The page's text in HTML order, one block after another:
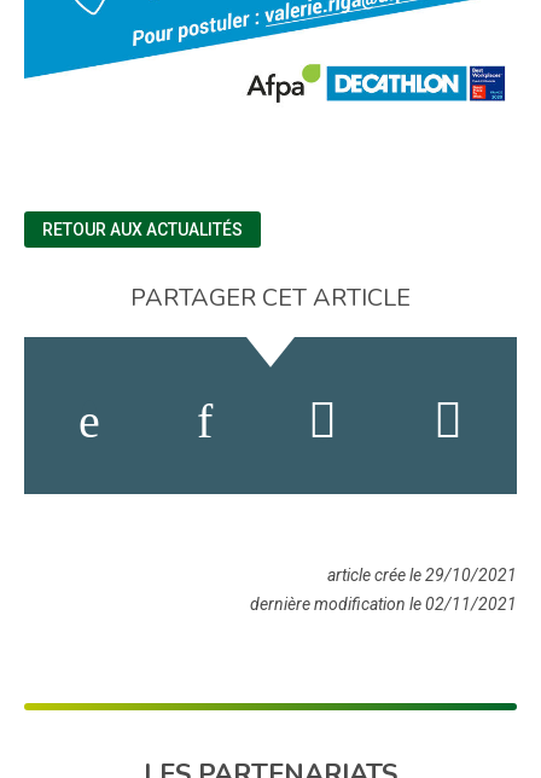
RETOUR AUX ACTUALITÉS
PARTAGER CET ARTICLE
article crée le 29/10/2021
dernière modification le 02/11/2021